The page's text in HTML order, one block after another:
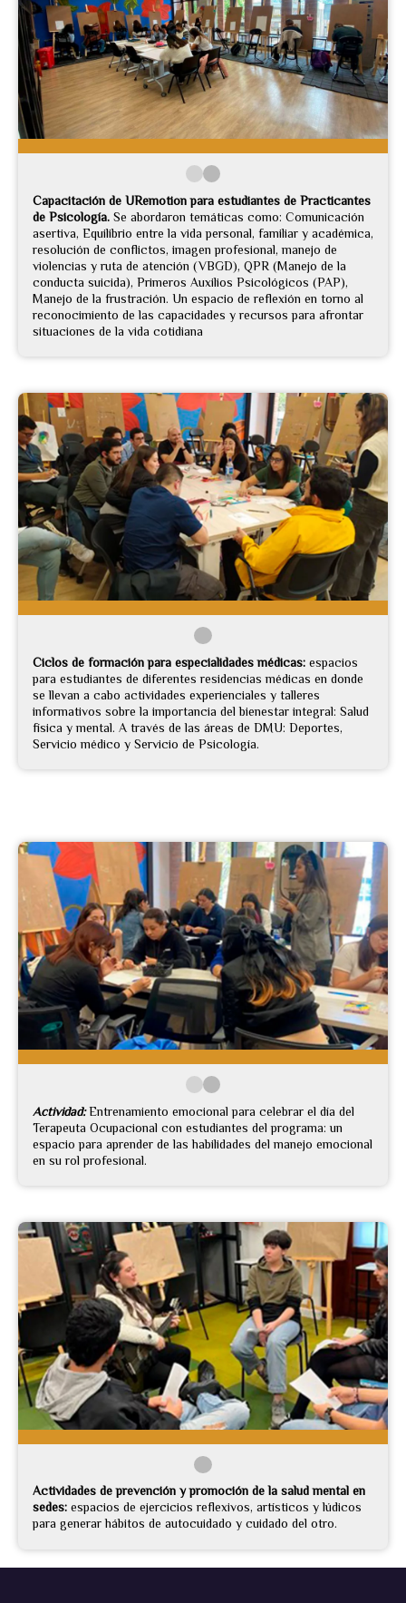
Capacitación de URemotion para estudiantes de Practicantes
de Psicología. Se abordaron temáticas como: Comunicación
asertiva, Equilibrio entre la vida personal, familiar y académica,
resolución de conflictos, imagen profesional, manejo de
violencias y ruta de atención (VBGD), QPR (Manejo de la
conducta suicida), Primeros Auxilios Psicológicos (PAP),
Manejo de la frustración. Un espacio de reflexión en torno al
reconocimiento de las capacidades y recursos para afrontar
situaciones de la vida cotidiana
Ciclos de formación para especialidades médicas: espacios
para estudiantes de diferentes residencias médicas en donde
se llevan a cabo actividades experienciales y talleres
informativos sobre la importancia del bienestar integral: Salud
física y mental. A través de las áreas de DMU: Deportes,
Servicio médico y Servicio de Psicología.
Actividad:Entrenamiento emocional para celebrar el día del
Terapeuta Ocupacional con estudiantes del programa: un
espacio para aprender de las habilidades del manejo emocional
en su rol profesional.
Actividades de prevención y promoción de la salud mental en
sedes: espacios de ejercicios reflexivos, artísticos y lúdicos
para generar hábitos de autocuidado y cuidado del otro.